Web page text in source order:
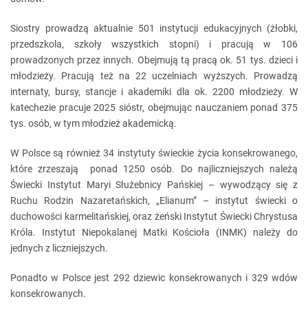
Siostry prowadzą aktualnie 501 instytucji edukacyjnych (żłobki,
przedszkola, szkoły wszystkich stopni) i pracują w 106
prowadzonych przez innych. Obejmują tą pracą ok. 51 tys. dzieci i
młodzieży. Pracują też na 22 uczelniach wyższych. Prowadzą
internaty, bursy, stancje i akademiki dla ok. 2200 młodzieży. W
katechezie pracuje 2025 sióstr, obejmując nauczaniem ponad 375
tys. osób, w tym młodzież akademicką.
W Polsce są również 34 instytuty świeckie życia konsekrowanego,
które zrzeszają ponad 1250 osób. Do najliczniejszych należą
Świecki Instytut Maryi Służebnicy Pańskiej – wywodzący się z
Ruchu Rodzin Nazaretańskich, „Elianum” – instytut świecki o
duchowości karmelitańskiej, oraz żeński Instytut Świecki Chrystusa
Króla. Instytut Niepokalanej Matki Kościoła (INMK) należy do
jednych z liczniejszych.
Ponadto w Polsce jest 292 dziewic konsekrowanych i 329 wdów
konsekrowanych.